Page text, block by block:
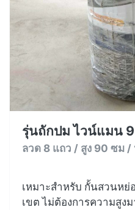
รุ่นถักปม ไวน์แมน
ลวด 8 แถว / สูง 90 ซม /
เหมาะสำหรับ กั้นสวนหย่
เขต ไม่ต้องการความสูง